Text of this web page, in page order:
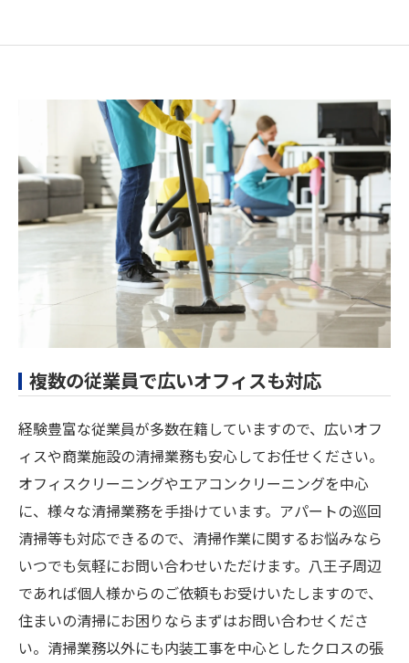
複数の従業員で広いオフィスも対応
経験豊富な従業員が多数在籍していますので、広いオフ
ィスや商業施設の清掃業務も安心してお任せください。
オフィスクリーニングやエアコンクリーニングを中心
に、様々な清掃業務を手掛けています。アパートの巡回
清掃等も対応できるので、清掃作業に関するお悩みなら
いつでも気軽にお問い合わせいただけます。八王子周辺
であれば個人様からのご依頼もお受けいたしますので、
住まいの清掃にお困りならまずはお問い合わせくださ
い。清掃業務以外にも内装工事を中心としたクロスの張